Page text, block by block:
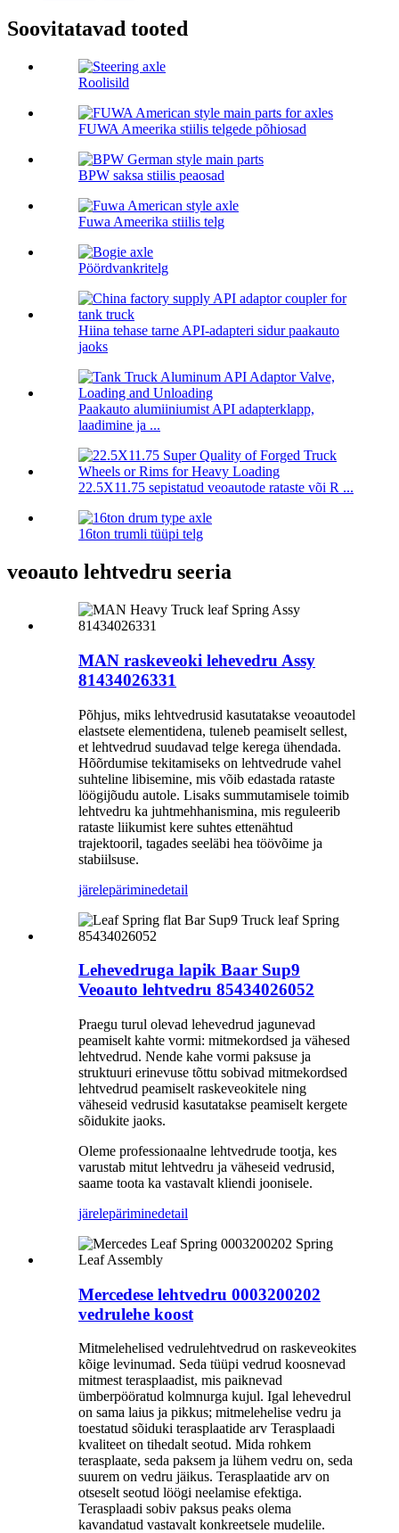
Soovitatavad tooted
Roolisild
FUWA Ameerika stiilis telgede põhiosad
BPW saksa stiilis peaosad
Fuwa Ameerika stiilis telg
Pöördvankritelg
Hiina tehase tarne API-adapteri sidur paakauto
jaoks
Paakauto alumiiniumist API adapterklapp,
laadimine ja ...
22.5X11.75 sepistatud veoautode rataste või R ...
16ton trumli tüüpi telg
veoauto lehtvedru seeria
MAN raskeveoki lehevedru Assy
81434026331
Põhjus, miks lehtvedrusid kasutatakse veoautodel
elastsete elementidena, tuleneb peamiselt sellest,
et lehtvedrud suudavad telge kerega ühendada.
Hõõrdumise tekitamiseks on lehtvedrude vahel
suhteline libisemine, mis võib edastada rataste
löögijõudu autole. Lisaks summutamisele toimib
lehtvedru ka juhtmehhanismina, mis reguleerib
rataste liikumist kere suhtes ettenähtud
trajektooril, tagades seeläbi hea töövõime ja
stabiilsuse.
järelepäriminedetail
Lehevedruga lapik Baar Sup9
Veoauto lehtvedru 85434026052
Praegu turul olevad lehevedrud jagunevad
peamiselt kahte vormi: mitmekordsed ja vähesed
lehtvedrud. Nende kahe vormi paksuse ja
struktuuri erinevuse tõttu sobivad mitmekordsed
lehtvedrud peamiselt raskeveokitele ning
väheseid vedrusid kasutatakse peamiselt kergete
sõidukite jaoks.
Oleme professionaalne lehtvedrude tootja, kes
varustab mitut lehtvedru ja väheseid vedrusid,
saame toota ka vastavalt kliendi joonisele.
järelepäriminedetail
Mercedese lehtvedru 0003200202
vedrulehe koost
Mitmelehelised vedrulehtvedrud on raskeveokites
kõige levinumad. Seda tüüpi vedrud koosnevad
mitmest terasplaadist, mis paiknevad
ümberpööratud kolmnurga kujul. Igal lehevedrul
on sama laius ja pikkus; mitmelehelise vedru ja
toestatud sõiduki terasplaatide arv Terasplaadi
kvaliteet on tihedalt seotud. Mida rohkem
terasplaate, seda paksem ja lühem vedru on, seda
suurem on vedru jäikus. Terasplaatide arv on
otseselt seotud löögi neelamise efektiga.
Terasplaadi sobiv paksus peaks olema
kavandatud vastavalt konkreetsele mudelile.